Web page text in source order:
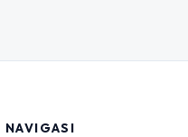
NAVIGASI